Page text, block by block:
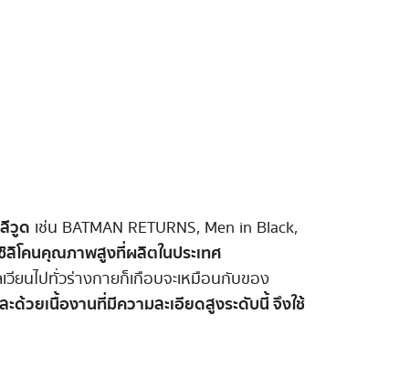
วูด เช่น BATMAN RETURNS, Men in Black,
ลิโคนคุณภาพสูงที่ผลิตในประเทศ
ยนไปทั่วร่างกายก็เกือบจะเหมือนกับของ
ละด้วยเนื้องานที่มีความละเอียดสูงระดับนี้ จึงใช้